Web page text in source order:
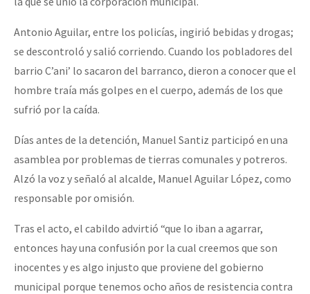
Antonio Aguilar, entre los policías, ingirió bebidas y drogas;
se descontroló y salió corriendo. Cuando los pobladores del
barrio C’ani’ lo sacaron del barranco, dieron a conocer que el
hombre traía más golpes en el cuerpo, además de los que
sufrió por la caída.
Días antes de la detención, Manuel Santiz participó en una
asamblea por problemas de tierras comunales y potreros.
Alzó la voz y señaló al alcalde, Manuel Aguilar López, como
responsable por omisión.
Tras el acto, el cabildo advirtió “que lo iban a agarrar,
entonces hay una confusión por la cual creemos que son
inocentes y es algo injusto que proviene del gobierno
municipal porque tenemos ocho años de resistencia contra